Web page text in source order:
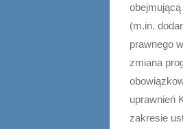
(m.in.
prawnego
zmiana
uprawnień
zakresie